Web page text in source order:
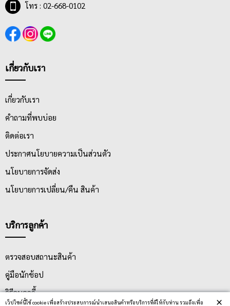
เว็ปไซต์นี้ใช้ cookie เพื่อสร้างประสบการณ์นำเสนอสินค้าหรือบริการที่ดีให้กับท่าน รวมถึงเพื่อ ×
โทร : 02-668-0102
เกี่ยวกับเรา
เกี่ยวกับเรา
คำถามที่พบบ่อย
ติดต่อเรา
ประกาศนโยบายความเป็นส่วนตัว
นโยบายการจัดส่ง
นโยบายการเปลี่ยน/คืน สินค้า
บริการลูกค้า
ตรวจสอบสถานะสินค้า
คู่มือนักช้อป
วิธีลบคุกกี้